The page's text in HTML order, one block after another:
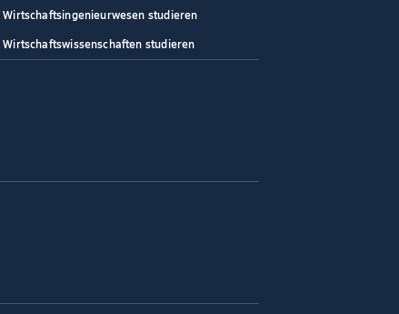
Wirtschaftsingenieurwesen studieren
Wirtschaftswissenschaften studieren